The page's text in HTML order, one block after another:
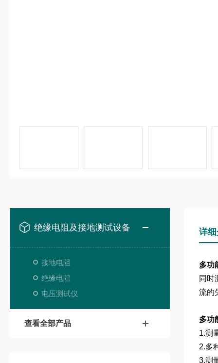
绝缘电阻及接地测试设备
接地电阻
绝缘电阻
电压测试仪
查看全部产品
详
多功
同时
流的
多功
1.测
2.多
3.测